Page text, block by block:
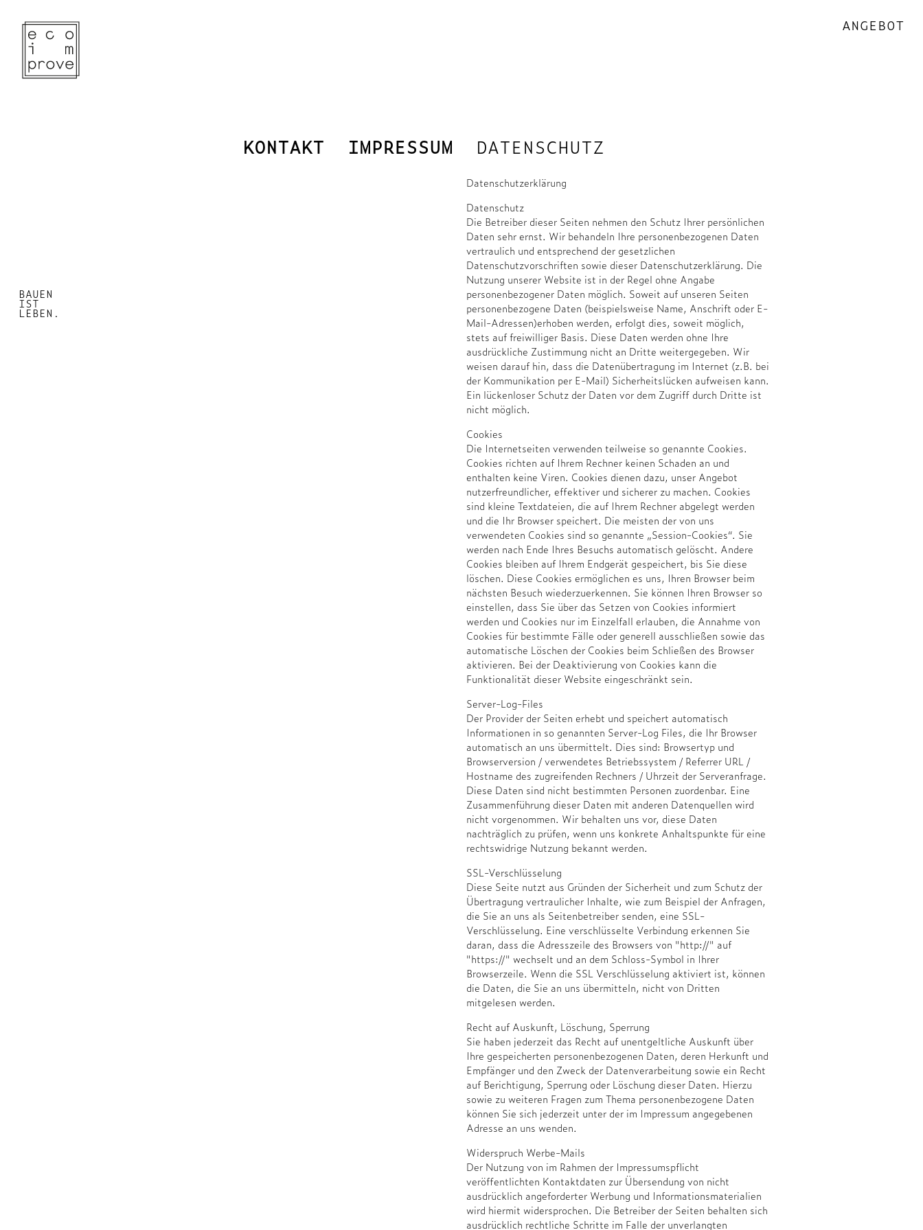
BAUEN
IST
LEBEN.
ANGEBOT
KONTAKT IMPRESSUM DATENSCHUTZ
Datenschutzerklärung
Datenschutz
Die Betreiber dieser Seiten nehmen den Schutz Ihrer persönlichen
Daten sehr ernst. Wir behandeln Ihre personenbezogenen Daten
vertraulich und entsprechend der gesetzlichen
Datenschutzvorschriften sowie dieser Datenschutzerklärung. Die
Nutzung unserer Website ist in der Regel ohne Angabe
personenbezogener Daten möglich. Soweit auf unseren Seiten
personenbezogene Daten (beispielsweise Name, Anschrift oder E-
Mail-Adressen)erhoben werden, erfolgt dies, soweit möglich,
stets auf freiwilliger Basis. Diese Daten werden ohne Ihre
ausdrückliche Zustimmung nicht an Dritte weitergegeben. Wir
weisen darauf hin, dass die Datenübertragung im Internet (z.B. bei
der Kommunikation per E-Mail) Sicherheitslücken aufweisen kann.
Ein lückenloser Schutz der Daten vor dem Zugriff durch Dritte ist
nicht möglich.
Cookies
Die Internetseiten verwenden teilweise so genannte Cookies.
Cookies richten auf Ihrem Rechner keinen Schaden an und
enthalten keine Viren. Cookies dienen dazu, unser Angebot
nutzerfreundlicher, effektiver und sicherer zu machen. Cookies
sind kleine Textdateien, die auf Ihrem Rechner abgelegt werden
und die Ihr Browser speichert. Die meisten der von uns
verwendeten Cookies sind so genannte „Session-Cookies“. Sie
werden nach Ende Ihres Besuchs automatisch gelöscht. Andere
Cookies bleiben auf Ihrem Endgerät gespeichert, bis Sie diese
löschen. Diese Cookies ermöglichen es uns, Ihren Browser beim
nächsten Besuch wiederzuerkennen. Sie können Ihren Browser so
einstellen, dass Sie über das Setzen von Cookies informiert
werden und Cookies nur im Einzelfall erlauben, die Annahme von
Cookies für bestimmte Fälle oder generell ausschließen sowie das
automatische Löschen der Cookies beim Schließen des Browser
aktivieren. Bei der Deaktivierung von Cookies kann die
Funktionalität dieser Website eingeschränkt sein.
Server-Log-Files
Der Provider der Seiten erhebt und speichert automatisch
Informationen in so genannten Server-Log Files, die Ihr Browser
automatisch an uns übermittelt. Dies sind: Browsertyp und
Browserversion / verwendetes Betriebssystem / Referrer URL /
Hostname des zugreifenden Rechners / Uhrzeit der Serveranfrage.
Diese Daten sind nicht bestimmten Personen zuordenbar. Eine
Zusammenführung dieser Daten mit anderen Datenquellen wird
nicht vorgenommen. Wir behalten uns vor, diese Daten
nachträglich zu prüfen, wenn uns konkrete Anhaltspunkte für eine
rechtswidrige Nutzung bekannt werden.
SSL-Verschlüsselung
Diese Seite nutzt aus Gründen der Sicherheit und zum Schutz der
Übertragung vertraulicher Inhalte, wie zum Beispiel der Anfragen,
die Sie an uns als Seitenbetreiber senden, eine SSL-
Verschlüsselung. Eine verschlüsselte Verbindung erkennen Sie
daran, dass die Adresszeile des Browsers von "http://" auf
"https://" wechselt und an dem Schloss-Symbol in Ihrer
Browserzeile. Wenn die SSL Verschlüsselung aktiviert ist, können
die Daten, die Sie an uns übermitteln, nicht von Dritten
mitgelesen werden.
Recht auf Auskunft, Löschung, Sperrung
Sie haben jederzeit das Recht auf unentgeltliche Auskunft über
Ihre gespeicherten personenbezogenen Daten, deren Herkunft und
Empfänger und den Zweck der Datenverarbeitung sowie ein Recht
auf Berichtigung, Sperrung oder Löschung dieser Daten. Hierzu
sowie zu weiteren Fragen zum Thema personenbezogene Daten
können Sie sich jederzeit unter der im Impressum angegebenen
Adresse an uns wenden.
Widerspruch Werbe-Mails
Der Nutzung von im Rahmen der Impressumspflicht
veröffentlichten Kontaktdaten zur Übersendung von nicht
ausdrücklich angeforderter Werbung und Informationsmaterialien
wird hiermit widersprochen. Die Betreiber der Seiten behalten sich
ausdrücklich rechtliche Schritte im Falle der unverlangten